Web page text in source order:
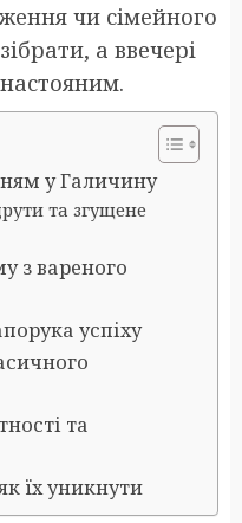
чи сімейного
а ввечері
у Галичину
та згущене
з вареного
успіху
та
їх уникнути